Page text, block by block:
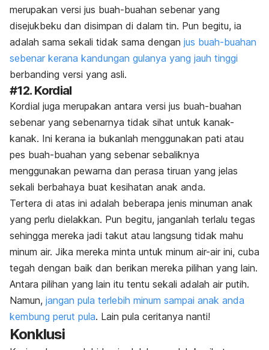
merupakan versi jus buah-buahan sebenar yang
disejukbeku dan disimpan di dalam tin. Pun begitu, ia
adalah sama sekali tidak sama dengan jus buah-buahan
sebenar kerana kandungan gulanya yang jauh tinggi
berbanding versi yang asli.
#12. Kordial
Kordial juga merupakan antara versi jus buah-buahan
sebenar yang sebenarnya tidak sihat untuk kanak-
kanak. Ini kerana ia bukanlah menggunakan pati atau
pes buah-buahan yang sebenar sebaliknya
menggunakan pewarna dan perasa tiruan yang jelas
sekali berbahaya buat kesihatan anak anda.
Tertera di atas ini adalah beberapa jenis minuman anak
yang perlu dielakkan. Pun begitu, janganlah terlalu tegas
sehingga mereka jadi takut atau langsung tidak mahu
minum air. Jika mereka minta untuk minum air-air ini, cuba
tegah dengan baik dan berikan mereka pilihan yang lain.
Antara pilihan yang lain itu tentu sekali adalah air putih.
Namun, jangan pula terlebih minum sampai anak anda
kembung perut pula. Lain pula ceritanya nanti!
Konklusi